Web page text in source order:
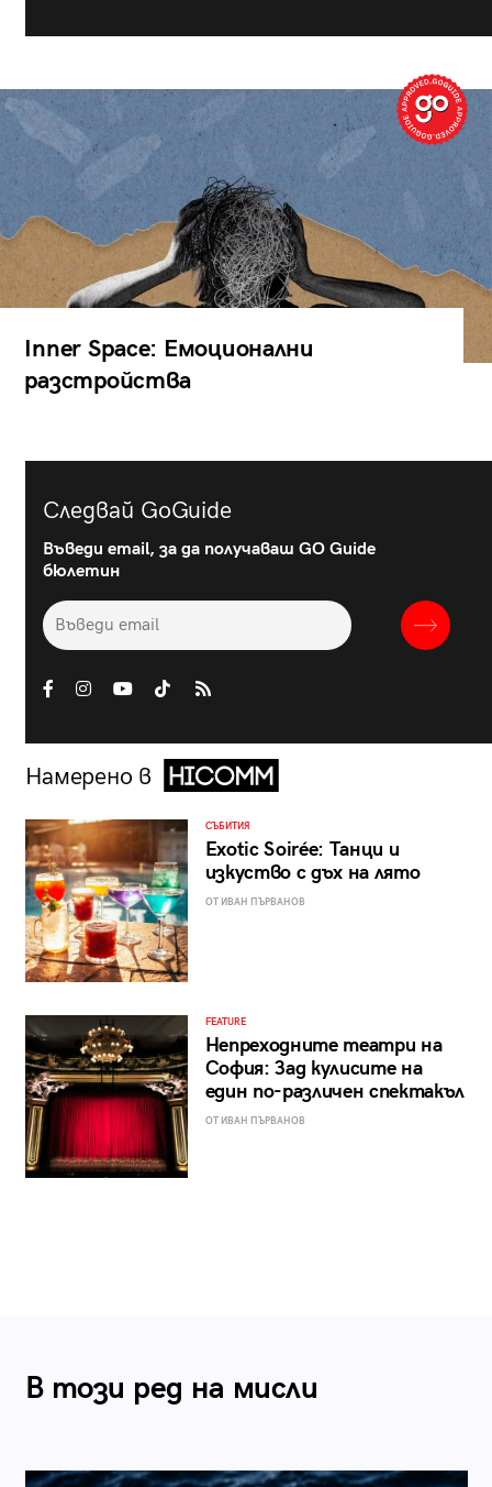
Inner Space: Емоционални
разстройства
Следвай GoGuide
Въведи email, за да получаваш GO Guide
бюлетин
Намерено в
СЪБИТИЯ
Exotic Soirée: Танци и
изкуство с дъх на лято
ОТ ИВАН ПЪРВАНОВ
FEATURE
Непреходните театри на
София: Зад кулисите на
един по-различен спектакъл
ОТ ИВАН ПЪРВАНОВ
В този ред на мисли